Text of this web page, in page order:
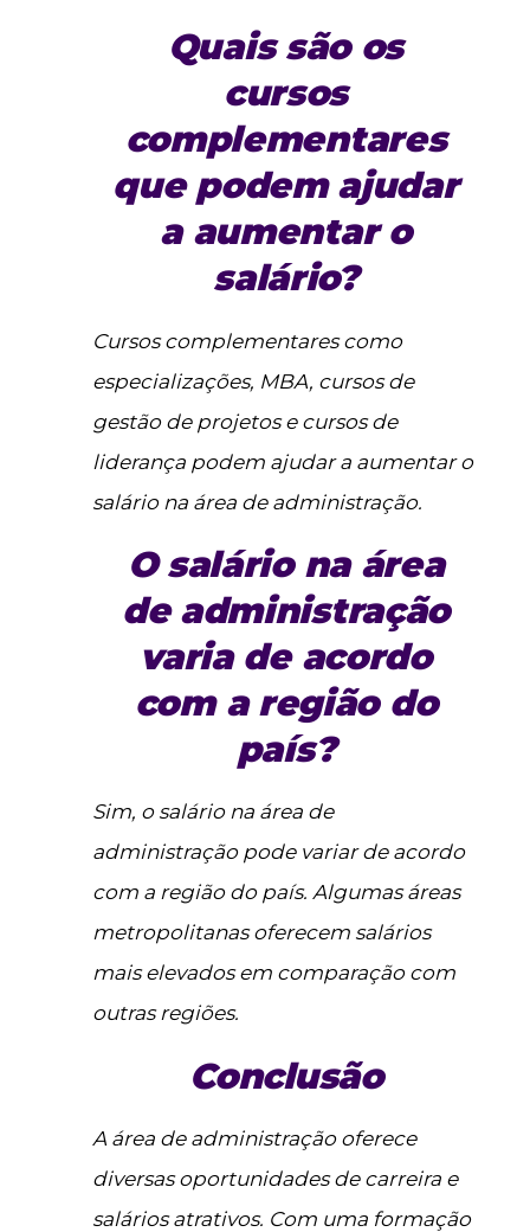
Quais são os
cursos
complementares
que podem ajudar
a aumentar o
salário?
Cursos complementares como
especializações, MBA, cursos de
gestão de projetos e cursos de
liderança podem ajudar a aumentar o
salário na área de administração.
O salário na área
de administração
varia de acordo
com a região do
país?
Sim, o salário na área de
administração pode variar de acordo
com a região do país. Algumas áreas
metropolitanas oferecem salários
mais elevados em comparação com
outras regiões.
Conclusão
A área de administração oferece
diversas oportunidades de carreira e
salários atrativos. Com uma formação